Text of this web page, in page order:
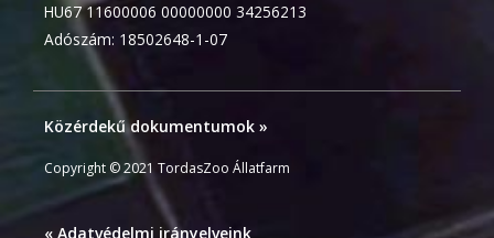
HU67 11600006 00000000 34256213
Adószám: 18502648-1-07
Közérdekű dokumentumok »
Copyright © 2021 TordasZoo Állatfarm
« Adatvédelmi irányelveink